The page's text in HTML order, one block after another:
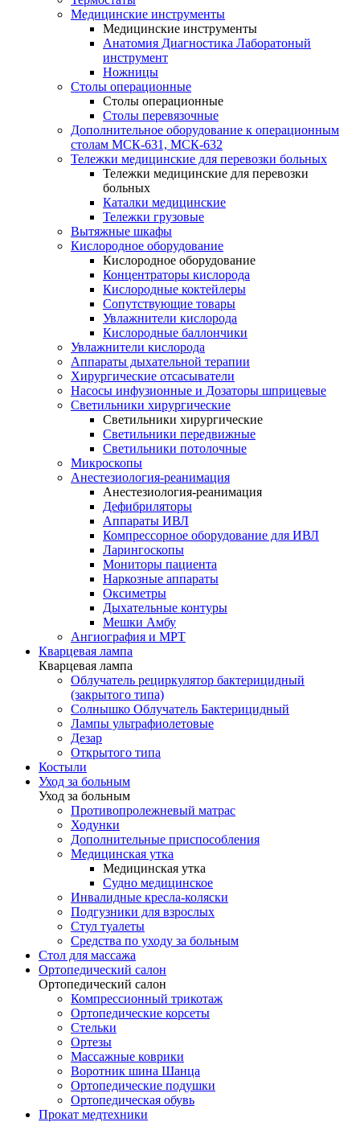
Медицинские инструменты
Медицинские инструменты
Анатомия Диагностика Лаборатоный
инструмент
Ножницы
Столы операционные
Столы операционные
Столы перевязочные
Дополнительное оборудование к операционным
столам МСК-631, МСК-632
Тележки медицинские для перевозки больных
Тележки медицинские для перевозки
больных
Каталки медицинские
Тележки грузовые
Вытяжные шкафы
Кислородное оборудование
Кислородное оборудование
Концентраторы кислорода
Кислородные коктейлеры
Сопутствующие товары
Увлажнители кислорода
Кислородные баллончики
Увлажнители кислорода
Аппараты дыхательной терапии
Хирургические отсасыватели
Насосы инфузионные и Дозаторы шприцевые
Светильники хирургические
Светильники хирургические
Светильники передвижные
Светильники потолочные
Микроскопы
Анестезиология-реанимация
Анестезиология-реанимация
Дефибриляторы
Аппараты ИВЛ
Компрессорное оборудование для ИВЛ
Ларингоскопы
Мониторы пациента
Наркозные аппараты
Оксиметры
Дыхательные контуры
Мешки Амбу
Ангиография и МРТ
Кварцевая лампа
Кварцевая лампа
Облучатель рециркулятор бактерицидный
(закрытого типа)
Солнышко Облучатель Бактерицидный
Лампы ультрафиолетовые
Дезар
Открытого типа
Костыли
Уход за больным
Уход за больным
Противопролежневый матрас
Ходунки
Дополнительные приспособления
Медицинская утка
Медицинская утка
Судно медицинское
Инвалидные кресла-коляски
Подгузники для взрослых
Стул туалеты
Средства по уходу за больным
Cтол для массажа
Ортопедический салон
Ортопедический салон
Компрессионный трикотаж
Ортопедические корсеты
Стельки
Ортезы
Массажные коврики
Воротник шина Шанца
Ортопедические подушки
Ортопедическая обувь
Прокат медтехники